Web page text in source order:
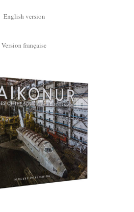
English version
Version française